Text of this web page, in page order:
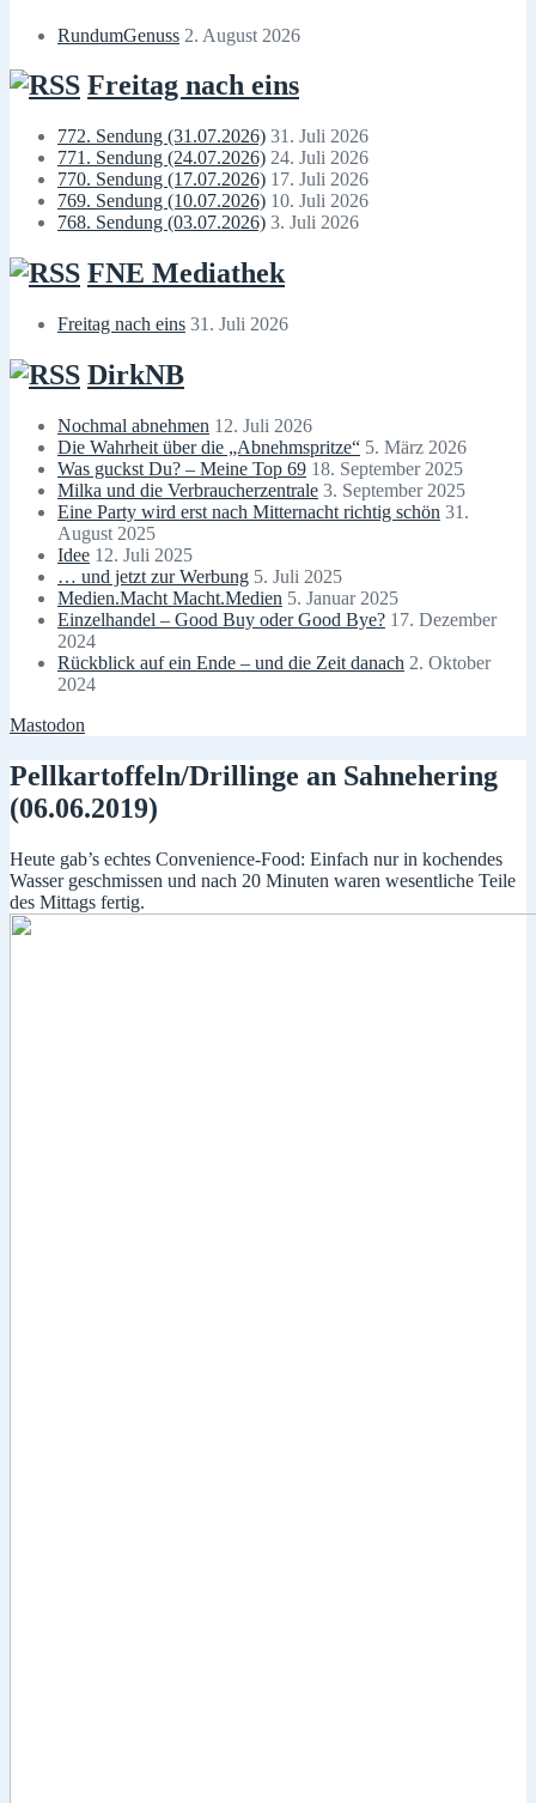
RundumGenuss 2. August 2026
Freitag nach eins
772. Sendung (31.07.2026) 31. Juli 2026
771. Sendung (24.07.2026) 24. Juli 2026
770. Sendung (17.07.2026) 17. Juli 2026
769. Sendung (10.07.2026) 10. Juli 2026
768. Sendung (03.07.2026) 3. Juli 2026
FNE Mediathek
Freitag nach eins 31. Juli 2026
DirkNB
Nochmal abnehmen 12. Juli 2026
Die Wahrheit über die „Abnehmspritze“ 5. März 2026
Was guckst Du? – Meine Top 69 18. September 2025
Milka und die Verbraucherzentrale 3. September 2025
Eine Party wird erst nach Mitternacht richtig schön 31.
August 2025
Idee 12. Juli 2025
… und jetzt zur Werbung 5. Juli 2025
Medien.Macht Macht.Medien 5. Januar 2025
Einzelhandel – Good Buy oder Good Bye? 17. Dezember
2024
Rückblick auf ein Ende – und die Zeit danach 2. Oktober
2024
Mastodon
Pellkartoffeln/Drillinge an Sahnehering
(06.06.2019)
Heute gab’s echtes Convenience-Food: Einfach nur in kochendes
Wasser geschmissen und nach 20 Minuten waren wesentliche Teile
des Mittags fertig.